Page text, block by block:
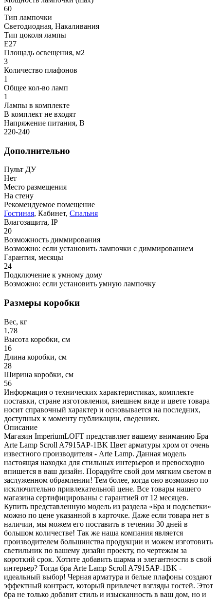
60
Тип лампочки
Светодиодная, Накаливания
Тип цоколя лампы
E27
Площадь освещения, м2
3
Количество плафонов
1
Общее кол-во ламп
1
Лампы в комплекте
В комплект не входят
Напряжение питания, В
220-240
Дополнительно
Пульт ДУ
Нет
Место размещения
На стену
Рекомендуемое помещение
Гостиная, Кабинет, Спальня
Влагозащита, IP
20
Возможность диммирования
Возможно: если установить лампочки с диммированием
Гарантия, месяцы
24
Подключение к умному дому
Возможно: если установить умную лампочку
Размеры коробки
Вес, кг
1,78
Высота коробки, см
16
Длина коробки, см
28
Ширина коробки, см
56
Информация о технических характеристиках, комплекте
поставки, стране изготовления, внешнем виде и цвете товара
носит справочный характер и основывается на последних,
доступных к моменту публикации, сведениях.
Описание
Магазин ImperiumLOFT представляет вашему вниманию Бра
Arte Lamp Scroll A7915AP-1BK Цвет арматуры хром от очень
известного производителя - Arte Lamp. Данная модель
настоящая находка для стильных интерьеров и превосходно
впишется в ваш дизайн. Порадуйте свой дом мягким светом в
заслуженном обрамлении! Тем более, когда оно возможно по
исключительно привлекательной цене. Все товары нашего
магазина сертифицированы с гарантией от 12 месяцев.
Купить представленную модель из раздела «Бра и подсветки»
можно по цене указанной в карточке. Даже если товара нет в
наличии, мы можем его поставить в течении 30 дней в
большом количестве! Так же наша компания является
производителем большинства продукции и можем изготовить
светильник по вашему дизайн проекту, по чертежам за
короткий срок. Хотите добавить шарма и элегантности в свой
интерьер? Тогда бра Arte Lamp Scroll A7915AP-1BK -
идеальный выбор! Черная арматура и белые плафоны создают
эффектный контраст, который привлечет взгляды гостей. Этот
бра не только добавит стиль и изысканность в ваш дом, но и